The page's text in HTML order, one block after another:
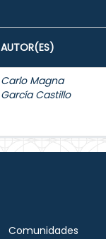
AUTOR(ES)
Carlo Magna
García Castillo
Comunidades